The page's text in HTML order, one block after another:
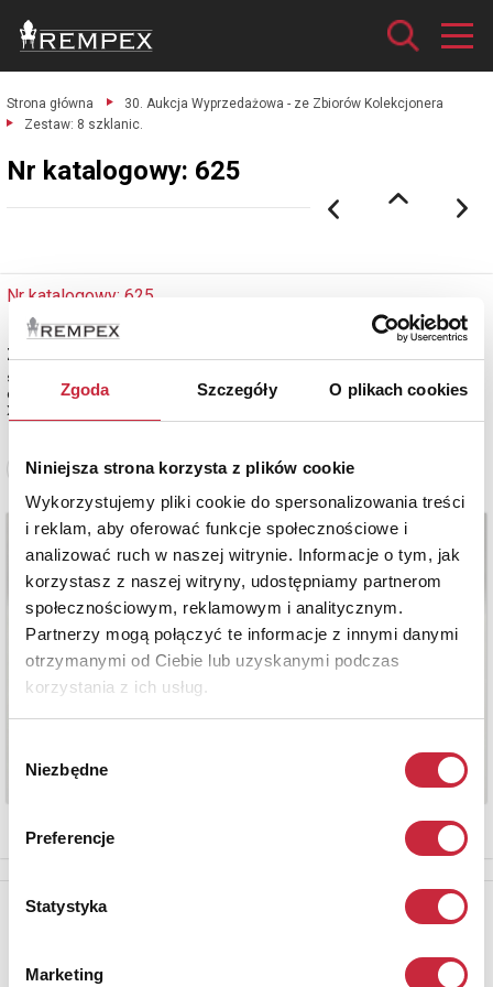
Zgoda Szczegóły O plikach cookies
Niniejsza strona korzysta z plików cookie
Wykorzystujemy pliki cookie do spersonalizowania treści
i reklam, aby oferować funkcje społecznościowe i
analizować ruch w naszej witrynie. Informacje o tym, jak
korzystasz z naszej witryny, udostępniamy partnerom
społecznościowym, reklamowym i analitycznym.
Partnerzy mogą połączyć te informacje z innymi danymi
otrzymanymi od Ciebie lub uzyskanymi podczas
korzystania z ich usług.
zgody
Niezbędne
Preferencje
Statystyka
Marketing
Strona główna
30. Aukcja Wyprzedażowa - ze Zbiorów Kolekcjonera
Zestaw: 8 szklanic.
Nr katalogowy: 625
Nr katalogowy: 625
Zestaw: 8 szklanic
szkło kryształowe bezbarwne, przezroczysta, szlifowane; 13,5 x 6,5 x 6,5
cm;
XX w.
Zobacz pełne informacje